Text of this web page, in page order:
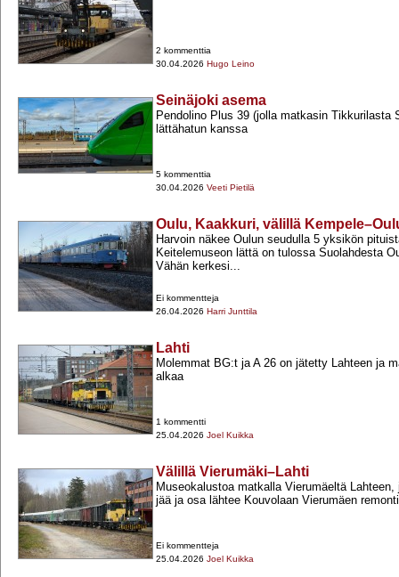
2 kommenttia
30.04.2026 Hugo Leino
Seinäjoki asema
Pendolino Plus 39 (jolla matkasin Tikkurilasta
lättähatun kanssa
5 kommenttia
30.04.2026 Veeti Pietilä
Oulu, Kaakkuri, välillä
Harvoin näkee Oulun seudulla 5 yksikön
Keitelemuseon lättä on tulossa Suolahdesta
Vähän kerkesi...
Ei kommentteja
26.04.2026 Harri Junttila
Lahti
Molemmat BG:t ja A 26 on jätetty Lahteen ja
alkaa
1 kommentti
25.04.2026 Joel Kuikka
Välillä Vierumäki–Lahti
Museokalustoa matkalla Vierumäeltä
jää ja osa lähtee Kouvolaan Vierumäen
Ei kommentteja
25.04.2026 Joel Kuikka